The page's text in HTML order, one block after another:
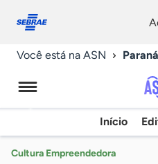
conosco
Você está na ASN Paraná
Início
Cultura Empreendedora